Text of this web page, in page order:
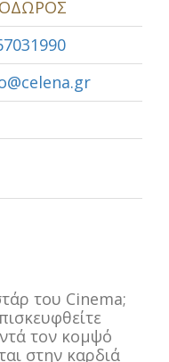
του Cinema;
τον κομψό
στην καρδιά